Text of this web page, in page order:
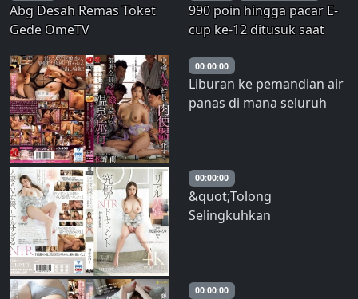
Abg Desah Remas Toket
Gede OmeTV
990 poin hingga pacar E-
cup ke-12 ditusuk saat
membuatku bergairah…
♡" Banyak sekali sperma
diejakulasikan ke dalam
00:00:00
Liburan ke pemandian air
panas di mana seluruh
sudah menikah dan baru
bergabung dengan
perusahaan hingga ia
00:00:00
&quot;Tolong
Selingkuhkan
Minori Hatsune – Hatsune
00:00:00